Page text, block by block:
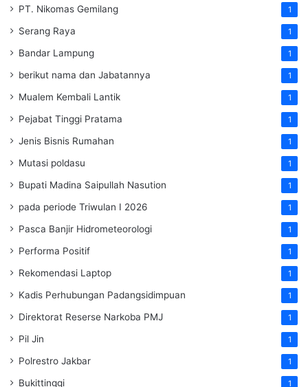
PT. Nikomas Gemilang 1
Serang Raya 1
Bandar Lampung 1
berikut nama dan Jabatannya 1
Mualem Kembali Lantik 1
Pejabat Tinggi Pratama 1
Jenis Bisnis Rumahan 1
Mutasi poldasu 1
Bupati Madina Saipullah Nasution 1
pada periode Triwulan I 2026 1
Pasca Banjir Hidrometeorologi 1
Performa Positif 1
Rekomendasi Laptop 1
Kadis Perhubungan Padangsidimpuan 1
Direktorat Reserse Narkoba PMJ 1
Pil Jin 1
Polrestro Jakbar 1
Bukittinggi 1